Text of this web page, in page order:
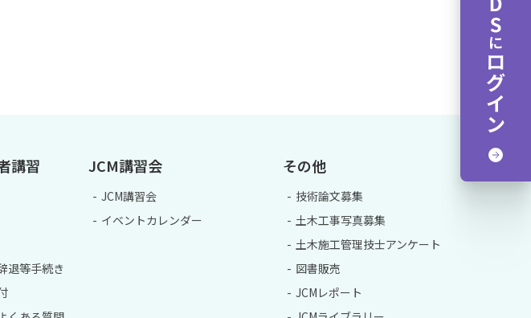
講習
退等手続き
JCM講習会
JCM講習会
イベントカレンダー
その他
技術論文募集
土木工事写真募集
土木施工管理技士アンケート
図書販売
JCMレポート